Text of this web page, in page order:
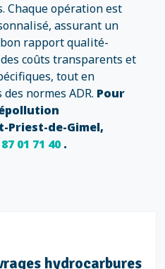
Chaque opération est
assurant un
rapport qualité-
coûts transparents et
tout en
normes ADR. Pour
Priest-de-Gimel,
01 71 40.
hydrocarbures